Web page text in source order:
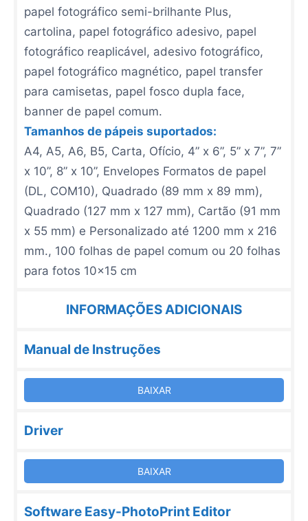
papel fotográfico semi-brilhante Plus,
cartolina, papel fotográfico adesivo, papel
fotográfico reaplicável, adesivo fotográfico,
papel fotográfico magnético, papel transfer
para camisetas, papel fosco dupla face,
banner de papel comum.
Tamanhos de p ápeis suportados:
A4, A5, A6, B5, Carta, Ofício, 4” x 6”, 5” x 7”, 7”
x 10”, 8” x 10”, Envelopes Formatos de papel
(DL, COM10), Quadrado (89 mm x 89 mm),
Quadrado (127 mm x 127 mm), Cartão (91 mm
x 55 mm) e Personalizado até 1200 mm x 216
mm., 100 folhas de papel comum ou 20 folhas
para fotos 10x15 cm
INFORMAÇÕES ADICIONAIS
Manual de Instruções
BAIXAR
Driver
BAIXAR
Software Easy-PhotoPrint Editor